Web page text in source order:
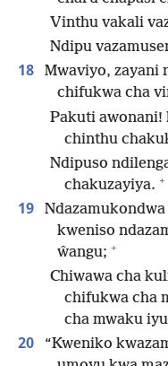
Vinthu vakali
Ndipu
18
Mwaviyo, zayani
chifukwa cha
Pakuti awonani!
chinthu
Ndipuso
chakuzayiya. +
19
kweniso
ŵangu; +
Chiwawa cha
chifukwa cha
cha mwaku
20
“Kweniko